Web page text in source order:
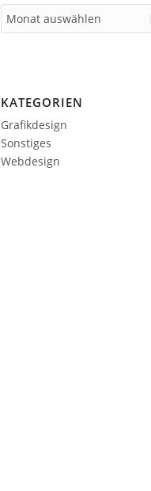
KATEGORIEN
Grafikdesign
Sonstiges
Webdesign